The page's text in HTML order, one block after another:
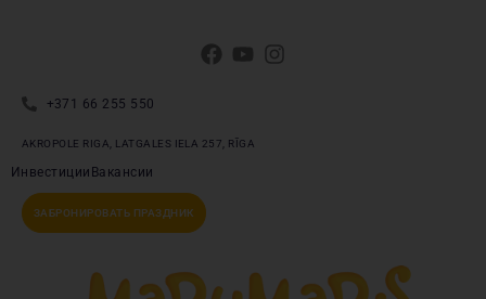
+371 66 255 550
AKROPOLE RIGA, LATGALES IELA 257, RĪGA
Инвестиции Вакансии
ЗАБРОНИРОВАТЬ ПРАЗДНИК